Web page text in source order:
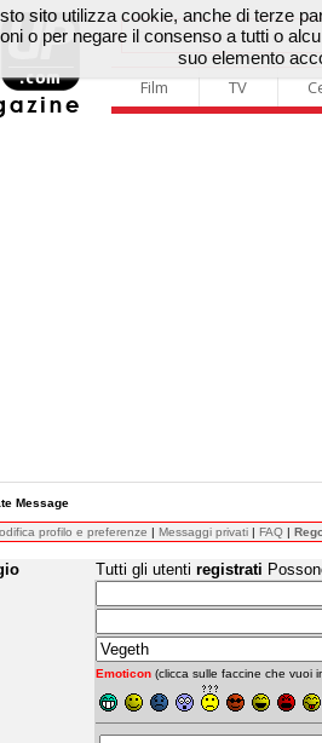
Film TV
Message
profilo e preferenze | Messaggi privati | FAQ |
Tutti gli utenti registrati
Emoticon (clicca sulle faccine che vuoi
sito utilizza cookie, anche di terze
o per negare il consenso a tutti o
suo elemento